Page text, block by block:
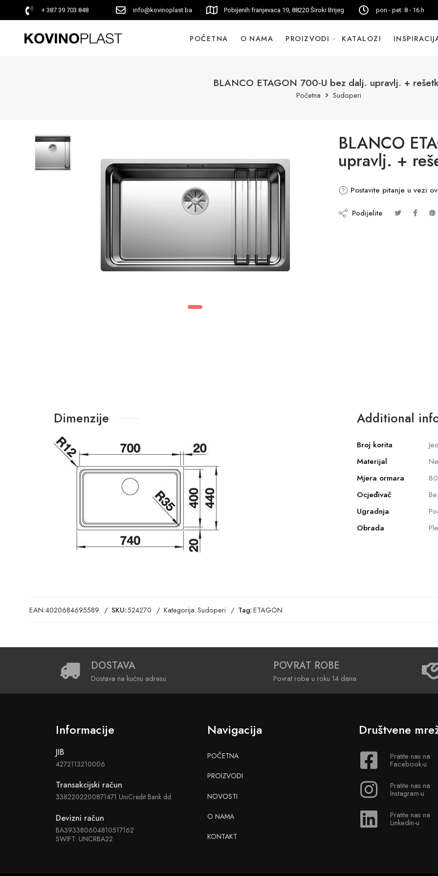
+ 387 39 703 848 info@kovinoplast.ba Pobijenih franjevaca 19, 88220 Široki Brijeg pon - pet: 8 - 16 h
POČETNA O NAMA PROIZVODI KATALOZI
BLANCO ETAGON 700-U bez dalj. upravlj. +
Početna Sudoperi
BLANCO
upravlj. +
Postavite pitanje u vezi
Podijelite
Dimenzije Additional
Broj korita
Materijal
Mjera ormara
Ocjeđivač
Ugradnja
Obrada
EAN:4020684695589 SKU:524270 Kategorija:Sudoperi Tag:ETAGON
DOSTAVA
Dostava na kućnu adresu
POVRAT ROBE
Povrat robe u roku 14 dana
Informacije
JIB
4272113210006
Transakcijski račun
3382202200871471 UniCredit Bank dd
Devizni račun
BA393380604810517162
SWIFT: UNCRBA22
Navigacija
POČETNA
PROIZVODI
NOVOSTI
O NAMA
KONTAKT
Društvene
Pratite nas na
Facebook-u
Pratite nas na
Instagram-u
Pratite nas na
Linkedin-u